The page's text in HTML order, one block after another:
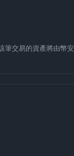
筆交易的資產將由幣安